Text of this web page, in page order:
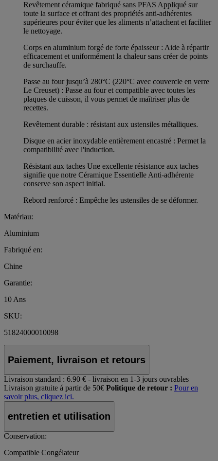
Revêtement céramique fabriqué sans PFAS Appliqué sur
toute la surface et offrant des propriétés anti-adhérentes
supérieures pour éviter que les aliments n’attachent et faciliter
le nettoyage.
Corps en aluminium forgé de forte épaisseur : Aide à répartir
efficacement et uniformément la chaleur sans créer de points
de surchauffe.
Passe au four jusqu’à 280°C (220°C avec couvercle en verre
Le Creuset) : Passe au four et compatible avec toutes les
plaques de cuisson, il vous permet de maîtriser plus de
recettes.
Revêtement durable : résistant aux ustensiles métalliques.
Disque en acier inoxydable entièrement encastré : Permet la
compatibilité avec l'induction.
Résistant aux taches Une excellente résistance aux taches
signifie que notre Céramique Essentielle Anti-adhérente
conserve son aspect initial.
Rebord renforcé : Empêche les ustensiles de se déformer.
Matériau:
Aluminium
Fabriqué en:
Chine
Garantie:
10 Ans
SKU:
51824000010098
Paiement, livraison et retours
Livraison standard : 6.90 € - livraison en 1-3 jours ouvrables
Livraison gratuite á partir de 50€ Politique de retour : Pour en
savoir plus, cliquez ici.
entretien et utilisation
Conservation:
Compatible Congélateur